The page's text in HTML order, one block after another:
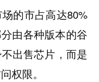
的市占高达80%
由各种版本的谷
出售芯片，而是
权限。